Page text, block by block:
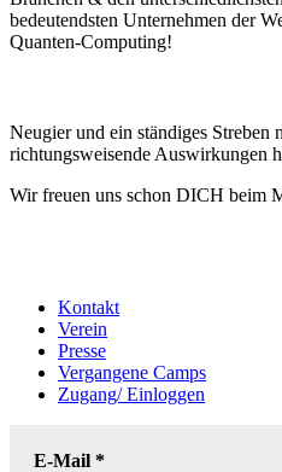
bedeutendsten Unternehmen der
Quanten-Computing!
Neugier und ein ständiges
richtungsweisende Auswirkungen
Wir freuen uns schon DICH beim
Kontakt
Verein
Presse
Vergangene Camps
Zugang/ Einloggen
E-Mail *